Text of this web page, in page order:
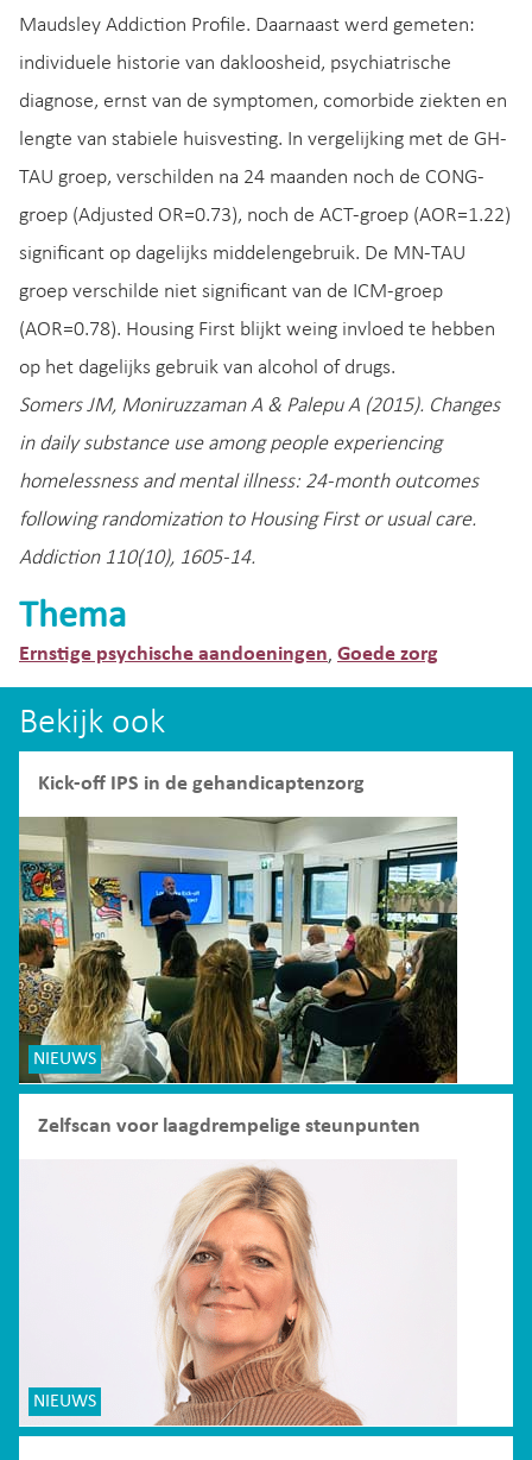
Maudsley Addiction Profile. Daarnaast werd gemeten:
individuele historie van dakloosheid, psychiatrische
diagnose, ernst van de symptomen, comorbide ziekten en
lengte van stabiele huisvesting. In vergelijking met de GH-
TAU groep, verschilden na 24 maanden noch de CONG-
groep (Adjusted OR=0.73), noch de ACT-groep (AOR=1.22)
significant op dagelijks middelengebruik. De MN-TAU
groep verschilde niet significant van de ICM-groep
(AOR=0.78). Housing First blijkt weing invloed te hebben
op het dagelijks gebruik van alcohol of drugs.
Somers JM, Moniruzzaman A & Palepu A (2015). Changes
in daily substance use among people experiencing
homelessness and mental illness: 24-month outcomes
following randomization to Housing First or usual care.
Addiction 110(10), 1605-14.
Thema
Ernstige psychische aandoeningen, Goede zorg
Bekijk ook
Kick-off IPS in de gehandicaptenzorg
NIEUWS
Zelfscan voor laagdrempelige steunpunten
NIEUWS